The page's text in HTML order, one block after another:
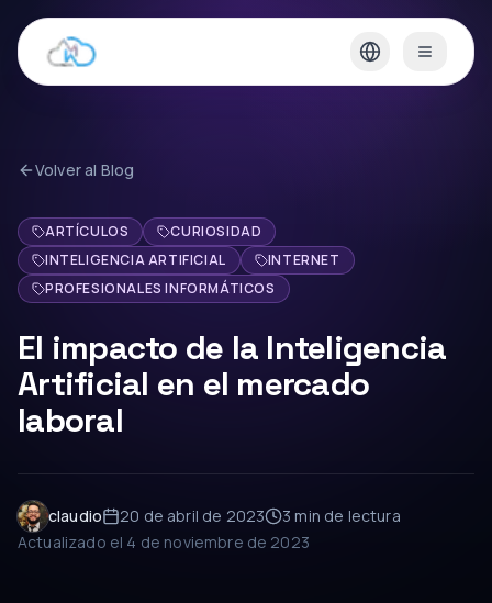
Volver al Blog
ARTÍCULOS
CURIOSIDAD
INTELIGENCIA ARTIFICIAL
INTERNET
PROFESIONALES INFORMÁTICOS
El impacto de la Inteligencia
Artificial en el mercado
laboral
claudio 20 de abril de 2023 3 min de lectura
Actualizado el 4 de noviembre de 2023